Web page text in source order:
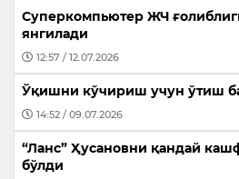
Суперкомпьютер ЖЧ
янгилади
12:57 / 12.07.2026
Ўқишни кўчириш учун ўтиш
14:52 / 09.07.2026
“Ланс” Ҳусановни қандай
бўлди